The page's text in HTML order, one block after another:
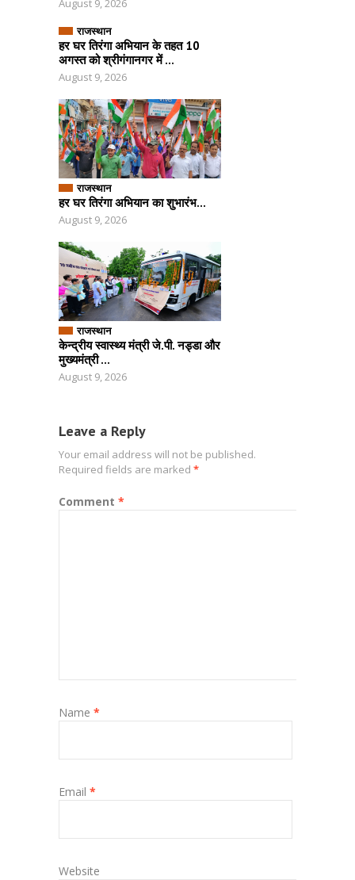
August 9, 2026
राजस्थान
हर घर तिरंगा अभियान के तहत 10
अगस्त को श्रीगंगानगर में ...
August 9, 2026
राजस्थान
हर घर तिरंगा अभियान का शुभारंभ...
August 9, 2026
राजस्थान
केन्द्रीय स्वास्थ्य मंत्री जे.पी. नड्डा और
मुख्यमंत्री ...
August 9, 2026
Leave a Reply
Your email address will not be published.
Required fields are marked *
Comment *
Name *
Email *
Website